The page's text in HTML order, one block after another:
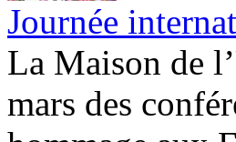
Journée
La Maison de
mars des